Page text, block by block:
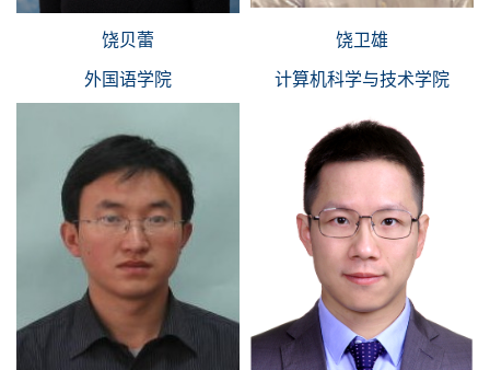
饶贝蕾
外国语学院
饶卫雄
计算机科学与技术学院